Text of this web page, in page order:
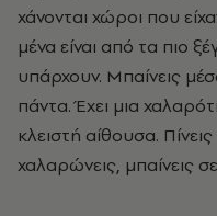
χάνονται χώροι που
μένα είναι από τα πιο
υπάρχουν. Μπαίνεις
πάντα. Έχει μια
κλειστή αίθουσα.
χαλαρώνεις, μπαίνεις